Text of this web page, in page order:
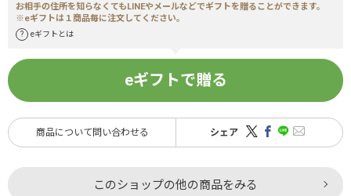
お相手の住所を知らなくてもLINEやメールなどでギフトを贈ることができます。
※eギフトは１商品毎に注文してください。
eギフトとは
eギフトで贈る
商品について問い合わせる シェア
このショップの他の商品をみる